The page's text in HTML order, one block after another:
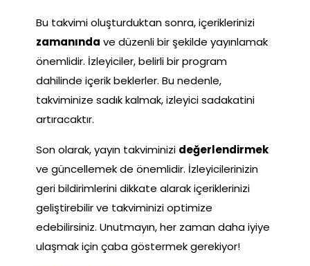
Bu takvimi oluşturduktan sonra, içeriklerinizi
zamanında ve düzenli bir şekilde yayınlamak
önemlidir. İzleyiciler, belirli bir program
dahilinde içerik beklerler. Bu nedenle,
takviminize sadık kalmak, izleyici sadakatini
artıracaktır.
Son olarak, yayın takviminizi değerlendirmek
ve güncellemek de önemlidir. İzleyicilerinizin
geri bildirimlerini dikkate alarak içeriklerinizi
geliştirebilir ve takviminizi optimize
edebilirsiniz. Unutmayın, her zaman daha iyiye
ulaşmak için çaba göstermek gerekiyor!